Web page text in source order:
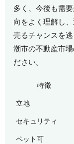
多く、今後も需
向をよく理解し
売るチャンスを
潮市の不動産市
ださい。
特徴
立地
セキュリティ
ペット可